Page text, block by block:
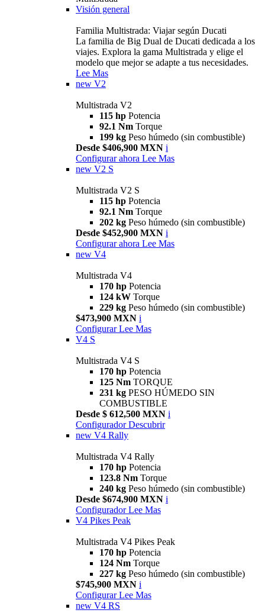
Visión general
Familia Multistrada: Viajar según Ducati
La familia de Big Dual de Ducati dedicada a los
viajes. Explora la gama Multistrada y elige el
modelo que mejor se adapte a tus necesidades.
Lee Mas
new V2
Multistrada V2
115 hp Potencia
92.1 Nm Torque
199 kg Peso húmedo (sin combustible)
Desde $406,900 MXN i
Configurar ahora Lee Mas
new V2 S
Multistrada V2 S
115 hp Potencia
92.1 Nm Torque
202 kg Peso húmedo (sin combustible)
Desde $452,900 MXN i
Configurar ahora Lee Mas
new V4
Multistrada V4
170 hp Potencia
124 kW Torque
229 kg Peso húmedo (sin combustible)
$473,900 MXN i
Configurar Lee Mas
V4 S
Multistrada V4 S
170 hp Potencia
125 Nm TORQUE
231 kg PESO HÚMEDO SIN
COMBUSTIBLE
Desde $ 612,500 MXN i
Configurador Descubrir
new V4 Rally
Multistrada V4 Rally
170 hp Potencia
123.8 Nm Torque
240 kg Peso húmedo (sin combustible)
Desde $674,900 MXN i
Configurador Lee Mas
V4 Pikes Peak
Multistrada V4 Pikes Peak
170 hp Potencia
124 Nm Torque
227 kg Peso húmedo (sin combustible)
$745,900 MXN i
Configurar Lee Mas
new V4 RS